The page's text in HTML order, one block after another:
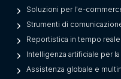
Soluzioni per l'e-
Strumenti di
Reportistica in tempo
Intelligenza artificiale per
Assistenza globale e